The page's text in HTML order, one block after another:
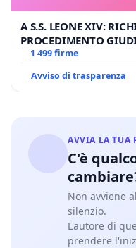
A S.S. LEONE XIV:
PROCEDIMENTO
BENEDETTO XVI
1 499 firme
Avviso di trasparenza
AVVIA LA TUA
C'è
Non avviene
silenzio.
L'autore di
prendere